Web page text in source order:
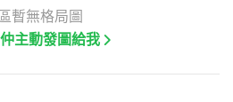
暫無格局圖
主動發圖給我